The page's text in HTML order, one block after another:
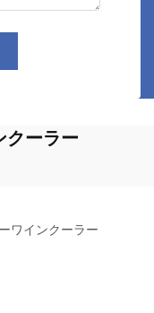
クーラー
ワインクーラー